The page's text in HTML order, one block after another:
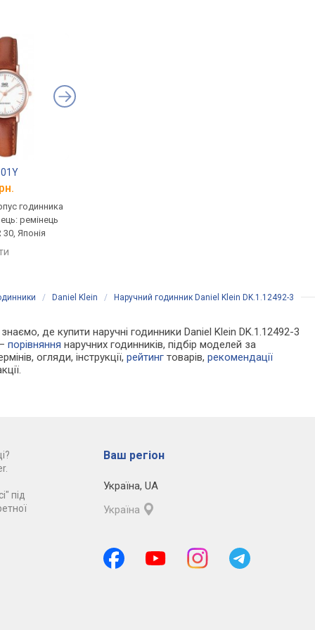
годинника
ремінець
Японія
/ Daniel Klein / Наручний годинник Daniel Klein DK.1.12492-3
де купити наручні годинники Daniel Klein DK.1.12492-3
—порівняння наручних годинників, підбір моделей за
огляди, інструкції,рейтинг товарів,рекомендації
під
Ваш регіон
Україна, UA
Україна